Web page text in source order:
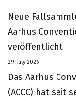
Neue
Aarhus
veröffentlicht
29. July 2026
Das Aarhus
(ACCC) hat seit